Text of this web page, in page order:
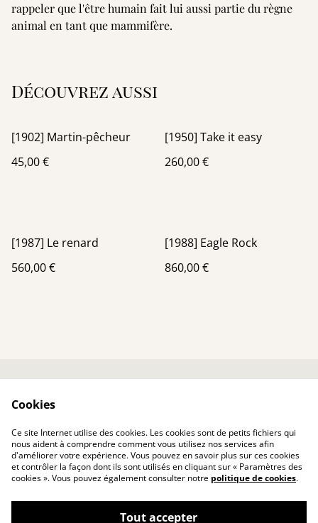
rappeler que l'être humain fait lui aussi partie du règne
animal en tant que mammifère.
Découvrez aussi
[1902] Martin-pêcheur
45,00 €
[1950] Take it easy
260,00 €
[1987] Le renard
560,00 €
[1988] Eagle Rock
860,00 €
confidentialité
Cookies
Ce site Internet utilise des cookies. Les cookies sont de petits fichiers qui
nous aident à comprendre comment vous utilisez nos services afin
d'améliorer votre expérience. Vous pouvez en savoir plus sur ces cookies
et contrôler la façon dont ils sont utilisés en cliquant sur « Paramètres des
cookies ». Vous pouvez également consulter notre politique de cookies.
Tout accepter